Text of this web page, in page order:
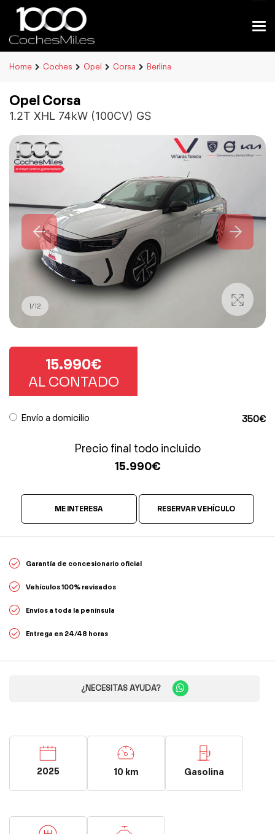
Home Coches Opel Corsa Berlina
Opel Corsa
1.2T XHL 74kW (100CV) GS
1/12
15.990€
AL CONTADO
Envío a domicilio 350€
Precio final todo incluido
15.990€
ME INTERESA RESERVAR VEHÍCULO
Garantía de concesionario oficial
Vehículos 100% revisados
Envíos a toda la península
Entrega en 24/48 horas
¿NECESITAS AYUDA?
2025 10 km Gasolina